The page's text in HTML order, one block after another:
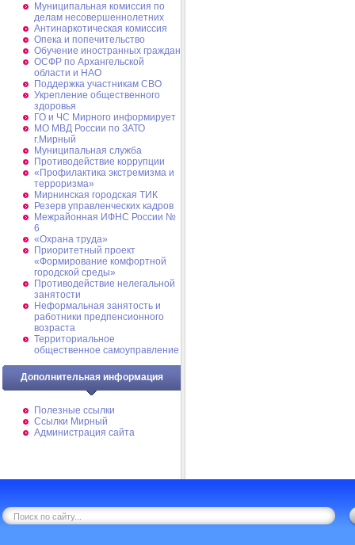
Муниципальная комиссия по
делам несовершеннолетних
Антинаркотическая комиссия
Опека и попечительство
Обучение иностранных граждан
ОСФР по Архангельской
области и НАО
Поддержка участникам СВО
Укрепление общественного
здоровья
ГО и ЧС Мирного информирует
МО МВД России по ЗАТО
г.Мирный
Муниципальная cлужба
Противодействие коррупции
«Профилактика экстремизма и
терроризма»
Мирнинская городская ТИК
Резерв управленческих кадров
Межрайонная ИФНС России №
6
«Охрана труда»
Приоритетный проект
«Формирование комфортной
городской среды»
Противодействие нелегальной
занятости
Неформальная занятость и
работники предпенсионного
возраста
Территориальное
общественное самоуправление
Дополнительная информация
Полезные ссылки
Ссылки Мирный
Администрация сайта